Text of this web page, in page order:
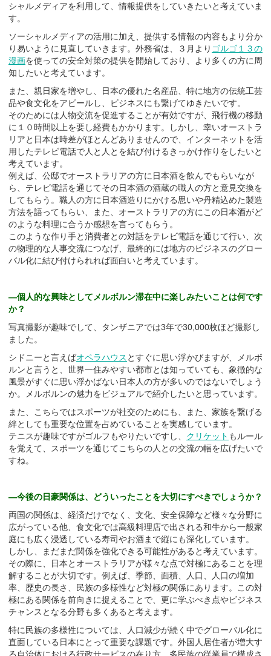
シャルメディアを利用して、情報提供をしていきたいと考えていま
す。
ソーシャルメディアの活用に加え、提供する情報の内容もより分か
り易いように見直していきます。外務省は、３月より ゴルゴ１３の
漫画を使っての安全対策の提供を開始しており、より多くの方に周
知したいと考えています。
また、親日家を増やし、日本の優れた名産品、特に地方の伝統工芸
品や食文化をアピールし、ビジネスにも繋げてゆきたいです。
そのためには人物交流を促進することが有効ですが、飛行機の移動
に１０時間以上を要し経費もかかります。しかし、幸いオーストラ
リアと日本は時差がほとんどありませんので、インターネットを活
用したテレビ電話で人と人とを結び付けるきっかけ作りをしたいと
考えています。
例えば、公邸でオーストラリアの方に日本酒を飲んでもらいなが
ら、テレビ電話を通じてその日本酒の酒蔵の職人の方と意見交換を
してもらう。職人の方に日本酒造りにかける思いや丹精込めた製造
方法を語ってもらい、また、オーストラリアの方にこの日本酒がど
のような料理に合うか感想を言ってもらう。
このような作り手と消費者との対話をテレビ電話を通じて行い、次
の物理的な人事交流につなげ、最終的には地方のビジネスのグロー
バル化に結び付けられれば面白いと考えています。
―個人的な興味としてメルボルン滞在中に楽しみたいことは何です
か？
写真撮影が趣味でして、タンザニアでは3年で30,000枚ほど撮影し
ました。
シドニーと言えばオペラハウス とすぐに思い浮かびますが、メルボ
ルンと言うと、世界一住みやすい都市とは知っていても、象徴的な
風景がすぐに思い浮かばない日本人の方が多いのではないでしょう
か。メルボルンの魅力をビジュアルで紹介したいと思っています。
また、こちらではスポーツが社交のためにも、また、家族を繋げる
絆としても重要な位置を占めていることを実感しています。
テニスが趣味ですがゴルフもやりたいですし、 クリケット もルール
を覚えて、スポーツを通じてこちらの人との交流の幅を広げたいで
すね。
―今後の日豪関係は、どういったことを大切にすべきでしょうか？
両国の関係は、経済だけでなく、文化、安全保障など様々な分野に
広がっている他、食文化では高級料理店で出される和牛から一般家
庭にも広く浸透している寿司やお酒まで縦にも深化しています。
しかし、まだまだ関係を強化できる可能性があると考えています。
その際に、日本とオーストラリアが様々な点で対極にあることを理
解することが大切です。例えば、季節、面積、人口、人口の増加
率、歴史の長さ、民族の多様性など対極の関係にあります。この対
極にある関係を前向きに捉えることで、更に学ぶべき点やビジネス
チャンスとなる分野も多くあると考えます。
特に民族の多様性については、人口減少が続く中でグローバル化に
直面している日本にとって重要な課題です。外国人居住者が増大す
る自治体における行政サービスの在り方、多民族の従業員で構成さ